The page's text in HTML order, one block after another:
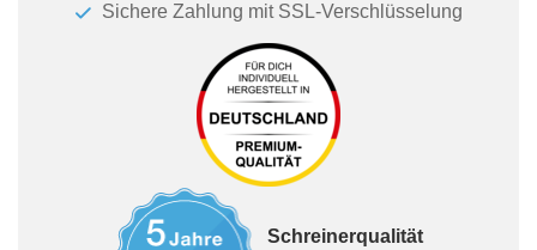
Sichere Zahlung mit SSL-Verschlüsselung
Schreinerqualität